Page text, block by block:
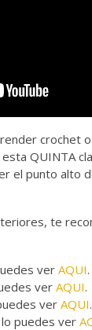
crochet
QUINTA
el punto alto
te
ver AQUI.
ver AQUI.
ver AQUI.
lo puedes ver